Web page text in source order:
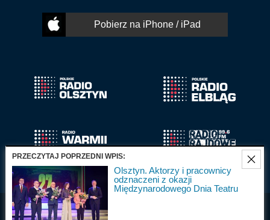
Pobierz na iPhone / iPad
Radio Olsztyn S.A.
PRZECZYTAJ POPRZEDNI WPIS:
Olsztyn. Aktorzy i pracownicy
odznaczeni z okazji
Międzynarodowego Dnia Teatru